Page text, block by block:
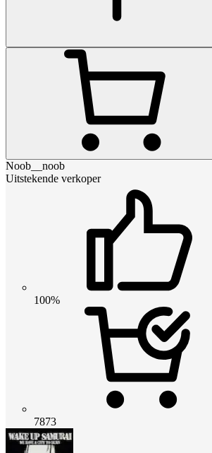
Noob__noob
Uitstekende verkoper
100%
7873